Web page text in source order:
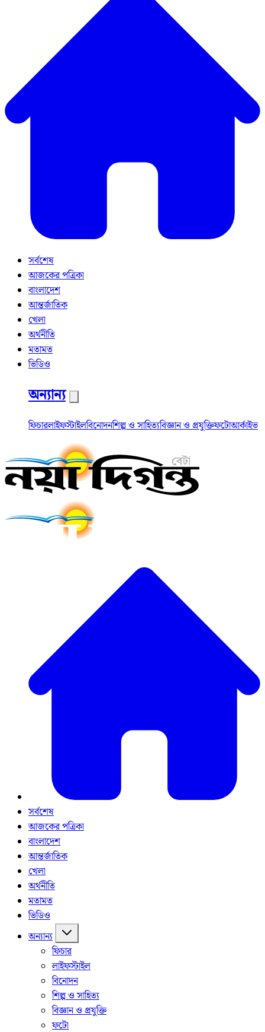
সর্বশেষ
আজকের পত্রিকা
বাংলাদেশ
আন্তর্জাতিক
খেলা
অর্থনীতি
মতামত
ভিডিও
অন্যান্য
ফিচারলাইফস্টাইলবিনোদনশিল্প ও সাহিত্যবিজ্ঞান ও প্রযুক্তিফটোআর্কাইভ
সর্বশেষ
আজকের পত্রিকা
বাংলাদেশ
আন্তর্জাতিক
খেলা
অর্থনীতি
মতামত
ভিডিও
অন্যান্য
ফিচার
লাইফস্টাইল
বিনোদন
শিল্প ও সাহিত্য
বিজ্ঞান ও প্রযুক্তি
ফটো